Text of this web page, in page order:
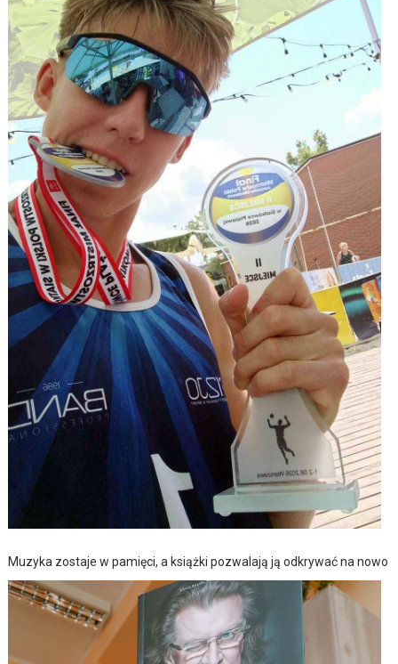
Muzyka zostaje w pamięci, a książki pozwalają ją odkrywać na nowo